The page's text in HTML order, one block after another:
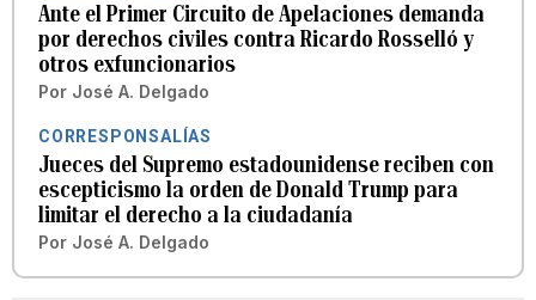
Ante el Primer Circuito de Apelaciones demanda
por derechos civiles contra Ricardo Rosselló y
otros exfuncionarios
Por José A. Delgado
CORRESPONSALÍAS
Jueces del Supremo estadounidense reciben con
escepticismo la orden de Donald Trump para
limitar el derecho a la ciudadanía
Por José A. Delgado